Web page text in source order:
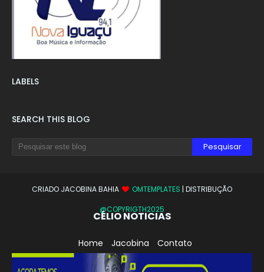
LABELS
SEARCH THIS BLOG
CRIADO JACOBINA BAHIA OMTEMPLATES | DISTRIBUÇÃO
@COPYRIGTH2025
CÉLIO NOTICIAS
Home Jacobina Contato